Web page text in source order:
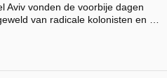
Aviv vonden de voorbije dagen
van radicale kolonisten en …